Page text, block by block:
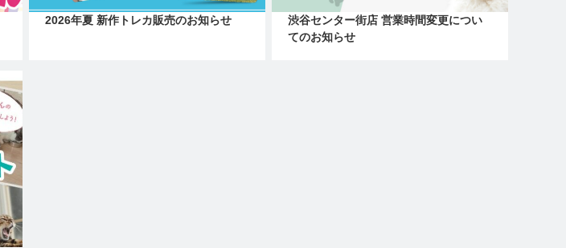
2026年夏 新作トレカ販売のお知らせ
渋谷センター街店 営業時間変更につい
てのお知らせ